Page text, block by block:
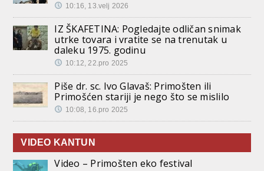
10:16, 13.velj 2026
IZ ŠKAFETINA: Pogledajte odličan snimak
utrke tovara i vratite se na trenutak u
daleku 1975. godinu
10:12, 22.pro 2025
Piše dr. sc. Ivo Glavaš: Primošten ili
Primošćen stariji je nego što se mislilo
10:08, 16.pro 2025
VIDEO KANTUN
Video – Primošten eko festival